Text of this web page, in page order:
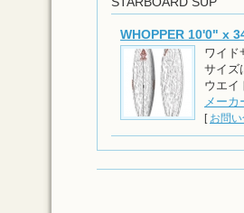
WHOPPER 10'0" x
ワイド
サイズ
ウエイ
メーカ
[ お問